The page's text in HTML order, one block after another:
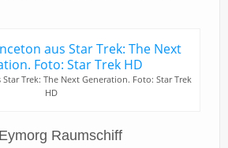
Star Trek: The Next Generation. Foto: Star Trek
HD
Raumschiff